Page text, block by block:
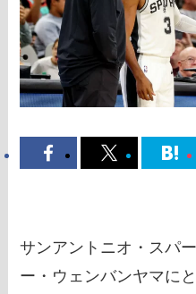
サンアントニオ・スパ
ー・ウェンバンヤマに